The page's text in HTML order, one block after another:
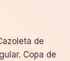
de
Copa de